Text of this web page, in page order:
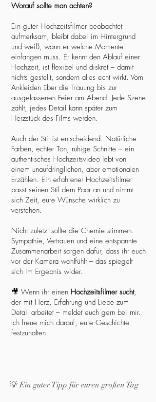
Worauf sollte man achten?
Ein guter Hochzeitsfilmer beobachtet
aufmerksam, bleibt dabei im Hintergrund
und weiß, wann er welche Momente
einfangen muss. Er kennt den Ablauf einer
Hochzeit, ist flexibel und diskret – damit
nichts gestellt, sondern alles echt wirkt. Vom
Ankleiden über die Trauung bis zur
ausgelassenen Feier am Abend: Jede Szene
zählt, jedes Detail kann später zum
Herzstück des Films werden.
Auch der Stil ist entscheidend. Natürliche
Farben, echter Ton, ruhige Schnitte – ein
authentisches Hochzeitsvideo lebt von
einem unaufdringlichen, aber emotionalen
Erzählen. Ein erfahrener Hochzeitsfilmer
passt seinen Stil dem Paar an und nimmt
sich Zeit, eure Wünsche wirklich zu
verstehen.
Nicht zuletzt sollte die Chemie stimmen.
Sympathie, Vertrauen und eine entspannte
Zusammenarbeit sorgen dafür, dass ihr euch
vor der Kamera wohlfühlt – das spiegelt
sich im Ergebnis wider.
🎥 Wenn ihr einen Hochzeitsfilmer sucht,
der mit Herz, Erfahrung und Liebe zum
Detail arbeitet – meldet euch gern bei mir.
Ich freue mich darauf, eure Geschichte
festzuhalten.
💡 Ein guter Tipp für euren großen Tag